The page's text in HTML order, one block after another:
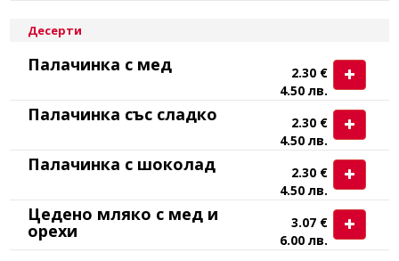
Десерти
Палачинка с мед
2.30 €
4.50 лв.
Палачинка със сладко
2.30 €
4.50 лв.
Палачинка с шоколад
2.30 €
4.50 лв.
Цедено мляко с мед и
орехи
3.07 €
6.00 лв.